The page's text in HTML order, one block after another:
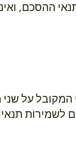
ההסכם,
המקובל על